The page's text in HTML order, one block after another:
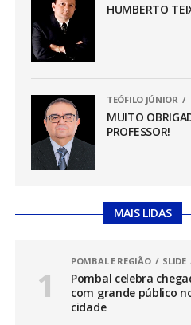
HUMBERTO
TEÓFILO JÚNIOR
MUITO
PROFESSOR!
MAIS LIDAS
POMBAL E REGIÃO SLIDE
Pombal celebra
com grande público
cidade